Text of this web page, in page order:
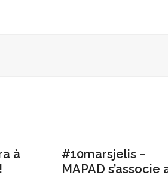
à
#10marsjelis –
MAPAD s’associe